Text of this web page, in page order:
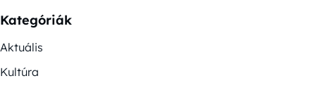
Kategóriák
Aktuális
Kultúra